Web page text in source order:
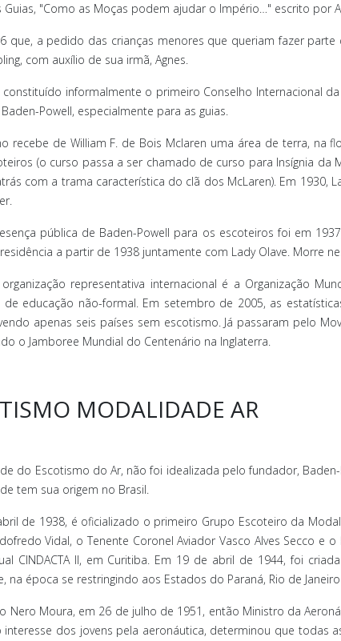
Guias, "Como as Moças podem ajudar o Império…" escrito por
que, a pedido das crianças menores que queriam fazer
com auxílio de sua irmã, Agnes.
constituído informalmente o primeiro Conselho Internacional
Powell, especialmente para as guias.
recebe de William F. de Bois Mclaren uma área de terra, na
(o curso passa a ser chamado de curso para Insígnia
com a trama característica do clã dos McLaren). Em 1930,
pública de Baden-Powell para os escoteiros foi em
a partir de 1938 juntamente com Lady Olave. Morre
representativa internacional é a Organização
de educação não-formal. Em setembro de 2005, as
apenas seis países sem escotismo. Já passaram pelo
o Jamboree Mundial do Centenário na Inglaterra.
MODALIDADE AR
do Escotismo do Ar, não foi idealizada pelo fundador,
tem sua origem no Brasil.
de 1938, é oficializado o primeiro Grupo Escoteiro da
Vidal, o Tenente Coronel Aviador Vasco Alves Secco e
CINDACTA II, em Curitiba. Em 19 de abril de 1944, foi
na época se restringindo aos Estados do Paraná, Rio de
Nero Moura, em 26 de julho de 1951, então Ministro da
interesse dos jovens pela aeronáutica, determinou que